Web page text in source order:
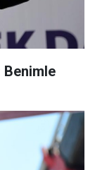
Benimle